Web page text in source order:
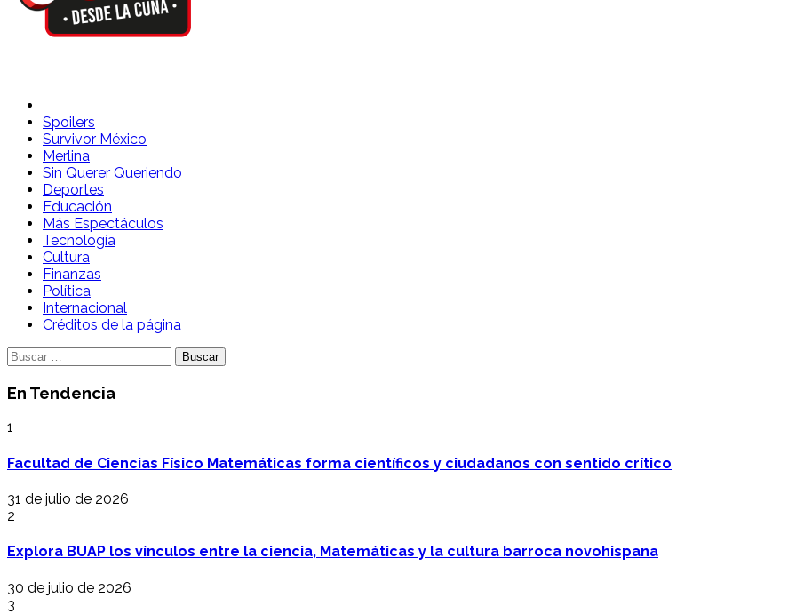
Spoilers Desde la Cuna
Sitio con información sobre series, película, reality shows y telenovelas
Spoilers
Survivor México
Merlina
Sin Querer Queriendo
Deportes
Educación
Más Espectáculos
Tecnología
Cultura
Finanzas
Política
Internacional
Créditos de la página
Buscar:
En Tendencia
1
Facultad de Ciencias Físico Matemáticas forma científicos y ciudadanos con sentido crítico
31 de julio de 2026
2
Explora BUAP los vínculos entre la ciencia, Matemáticas y la cultura barroca novohispana
30 de julio de 2026
3